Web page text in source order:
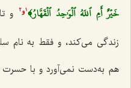
خَيۡرٌ أَمِ ٱللَهُ ٱلۡوَٰحِدُ ٱلۡقَهَّارُ﴾1و‌2
و
زندگی می‌کند، و فقط به نام
هم به‌دست نمی‌آورد و با